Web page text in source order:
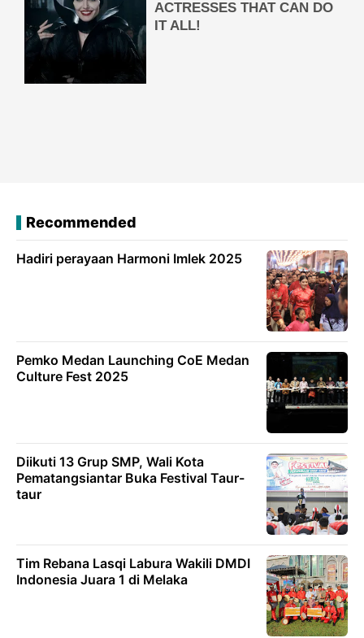
Recommended
Hadiri perayaan Harmoni Imlek 2025
Pemko Medan Launching CoE Medan
Culture Fest 2025
Diikuti 13 Grup SMP, Wali Kota
Pematangsiantar Buka Festival Taur-
taur
Tim Rebana Lasqi Labura Wakili DMDI
Indonesia Juara 1 di Melaka